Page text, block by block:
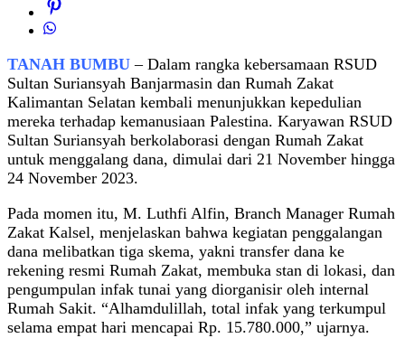
TANAH BUMBU – Dalam rangka kebersamaan RSUD
Sultan Suriansyah Banjarmasin dan Rumah Zakat
Kalimantan Selatan kembali menunjukkan kepedulian
mereka terhadap kemanusiaan Palestina. Karyawan RSUD
Sultan Suriansyah berkolaborasi dengan Rumah Zakat
untuk menggalang dana, dimulai dari 21 November hingga
24 November 2023.
Pada momen itu, M. Luthfi Alfin, Branch Manager Rumah
Zakat Kalsel, menjelaskan bahwa kegiatan penggalangan
dana melibatkan tiga skema, yakni transfer dana ke
rekening resmi Rumah Zakat, membuka stan di lokasi, dan
pengumpulan infak tunai yang diorganisir oleh internal
Rumah Sakit. “Alhamdulillah, total infak yang terkumpul
selama empat hari mencapai Rp. 15.780.000,” ujarnya.